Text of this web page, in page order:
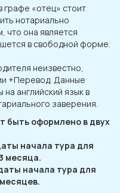
графе «отец» стоит
нотариально
что она является
в свободной форме.
неизвестно,
+Перевод. Данные
английский язык в
заверения.
быть оформлено в двух
начала тура для
месяца.
начала тура для